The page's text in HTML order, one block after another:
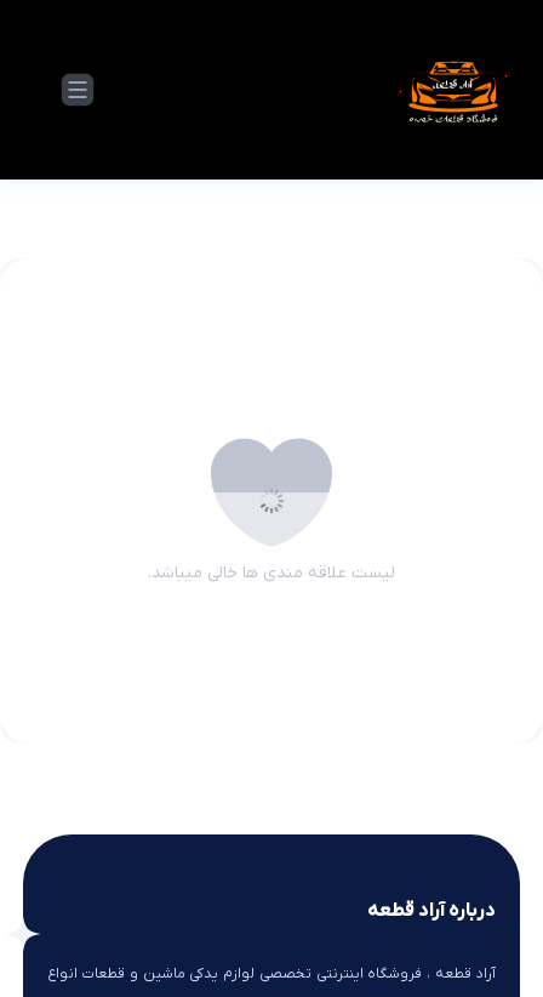
لیست علاقه مندی ها خالی میباشد.
درباره آراد قطعه
آراد قطعه ، فروشگاه اینترنتی تخصصی لوازم یدکی ماشین و قطعات انواع